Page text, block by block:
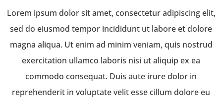
Lorem ipsum dolor sit amet, consectetur adipiscing elit,
sed do eiusmod tempor incididunt ut labore et dolore
magna aliqua. Ut enim ad minim veniam, quis nostrud
exercitation ullamco laboris nisi ut aliquip ex ea
commodo consequat. Duis aute irure dolor in
reprehenderit in voluptate velit esse cillum dolore eu